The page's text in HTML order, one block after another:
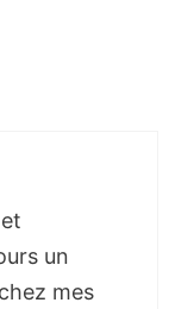
un
mes